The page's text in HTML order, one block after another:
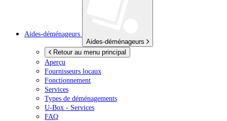
Aides-déménageurs
Aides-déménageurs
Retour au menu principal
Aperçu
Fournisseurs locaux
Fonctionnement
Services
Types de déménagements
U-Box - Services
FAQ